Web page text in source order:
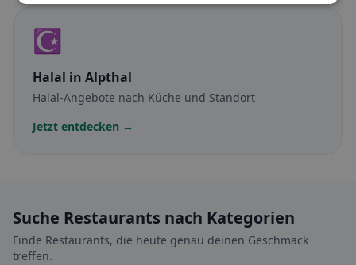
☪️
Halal in Alpthal
Halal-Angebote nach Küche und Standort
Jetzt entdecken →
Suche Restaurants nach Kategorien
Finde Restaurants, die heute genau deinen Geschmack
treffen.